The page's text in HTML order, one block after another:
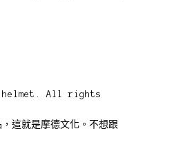
helmet. All rights
這就是摩德文化。不想跟